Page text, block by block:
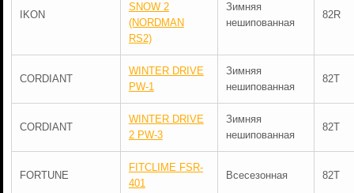
IKON
SNOW 2
(NORDMAN
RS2)
Зимняя
нешипованная
82R
CORDIANT
WINTER DRIVE
PW-1
Зимняя
нешипованная
82T
CORDIANT
WINTER DRIVE
2 PW-3
Зимняя
нешипованная
82T
FORTUNE
FITCLIME FSR-
401
Всесезонная 82T